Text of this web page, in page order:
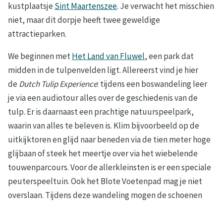
kustplaatsje Sint Maartenszee. Je verwacht het misschien
niet, maar dit dorpje heeft twee geweldige
attractieparken.
We beginnen metHet Land van Fluwel, een park dat
midden in de tulpenvelden ligt. Allereerst vind je hier
de Dutch Tulip Experience: tijdens een boswandeling leer
je via een audiotour alles over de geschiedenis van de
tulp. Er is daarnaast een prachtige natuurspeelpark,
waarin van alles te beleven is. Klim bijvoorbeeld op de
uitkijktoren en glijd naar beneden via de tien meter hoge
glijbaan of steek het meertje over via het wiebelende
touwenparcours. Voor de allerkleinsten is er een speciale
peuterspeeltuin. Ook het Blote Voetenpad mag je niet
overslaan. Tijdens deze wandeling mogen de schoenen